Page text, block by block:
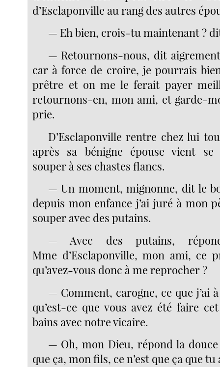
d’Esclaponville au rang des autres
— Eh bien, crois-tu maintenant ?
— Retournons-nous, dit aigrement
car à force de croire, je pourrais
prêtre et on me le ferait payer
retournons-en, mon ami, et garde-
prie.
D’Esclaponville rentre chez lui
après sa bénigne épouse vient
souper à ses chastes flancs.
— Un moment, mignonne, dit le
depuis mon enfance j’ai juré à mon
souper avec des putains.
— Avec des putains,
Mme d’Esclaponville, mon ami, ce
qu’avez-vous donc à me reprocher ?
— Comment, carogne, ce que j’ai
qu’est-ce que vous avez été faire
bains avec notre vicaire.
— Oh, mon Dieu, répond la douce
que ça, mon fils, ce n’est que ça que